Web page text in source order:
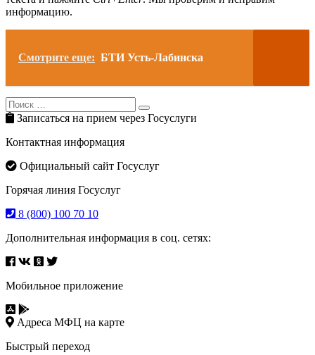
информацию.
Смотрите еще: БТИ Усть-Лабинска
Search
for:
Search
Записаться на прием через Госуслуги
Контактная информация
Официальный сайт Госуслуг
Горячая линия Госуслуг
8 (800) 100 70 10
Дополнительная информация в соц. сетях:
Мобильное приложение
Адреса МФЦ на карте
Быстрый переход